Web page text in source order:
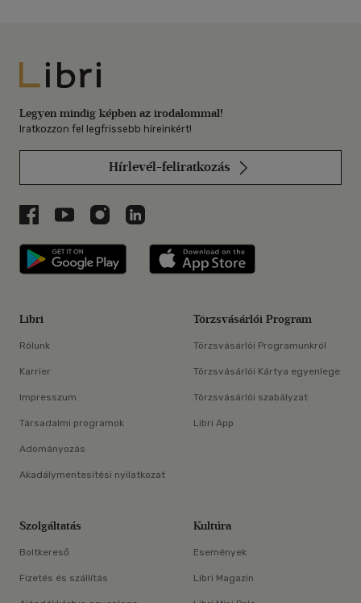
Libri
Legyen mindig képben az irodalommal!
Iratkozzon fel legfrissebb híreinkért!
Hírlevél-feliratkozás
Libri a Facebookon
Libri a Youtube-on
Libri az Instagramon
Libri a LinkedInen
Libri applikáció Szerezd meg: Google
Libri
Rólunk
Karrier
Impresszum
Társadalmi programok
Adományozás
Akadálymentesítési nyilatkozat
Törzsvásárlói Program
Törzsvásárlói Programunkról
Törzsvásárlói Kártya egyenlege
Törzsvásárlói szabályzat
Libri App
Szolgáltatás
Boltkereső
Fizetés és szállítás
Kultúra
Események
Libri Magazin